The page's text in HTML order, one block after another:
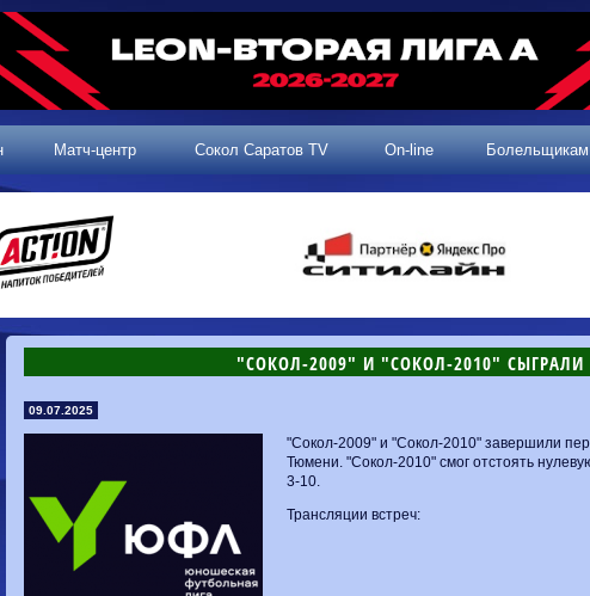
Матч-центр Сокол Саратов TV On-line Болельщикам
"СОКОЛ-2009" И "СОКОЛ-2010"
09.07.2025
"Сокол-2009" и "Сокол-2010" завершили
Тюмени. "Сокол-2010" смог отстоять
3-10.
Трансляции встреч: